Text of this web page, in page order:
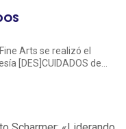
Arts se realizó el
[DES]CUIDADOS de...